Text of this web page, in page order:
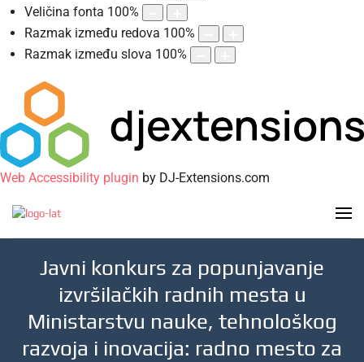
Veličina fonta 100%
Razmak između redova 100%
Razmak između slova 100%
Web Accessibility plugin by DJ-Extensions.com
Javni konkurs za popunjavanje
izvršilačkih radnih mesta u
Ministarstvu nauke, tehnološkog
razvoja i inovacija: radno mesto za